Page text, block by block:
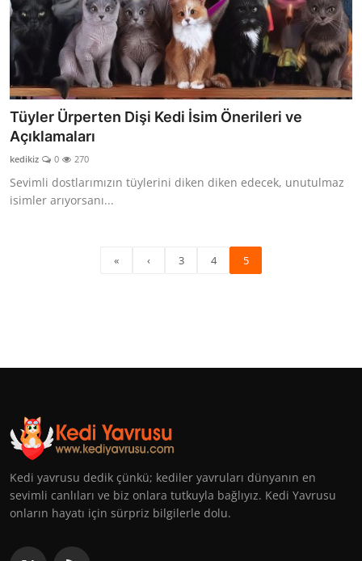
Tüyler Ürperten Dişi Kedi İsim Önerileri ve
Açıklamaları
kedikiz 0 270
Sevimli dostlarımızın tüylerini diken diken edecek, unutulmaz
isimler arıyorsanı...
« ‹ 3 4 5
Kedi yavrusu dedik çünkü; kediler yavruları dünyanın en
sevimli canlıları ve biz onlara tutkuyla bağlıyız. Kedi Yavrusu
onların hayatı için sürpriz bilgilerle dolu.